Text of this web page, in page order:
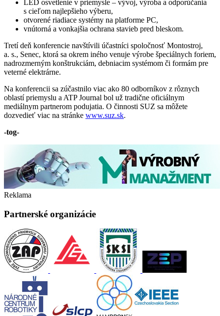
LED osvetlenie v priemysle – vývoj, výroba a odporúčania
s cieľom najlepšieho výberu,
otvorené riadiace systémy na platforme PC,
vnútorná a vonkajšia ochrana stavieb pred bleskom.
Tretí deň konferencie navštívili účastníci spoločnosť Montostroj,
a. s., Senec, ktorá sa okrem iného venuje výrobe špeciálnych foriem,
nadrozmerným konštrukciám, debniacim systémom či formám pre
veterné elektrárne.
Na konferencii sa zúčastnilo viac ako 80 odborníkov z rôznych
oblastí priemyslu a ATP Journal bol už tradične oficiálnym
mediálnym partnerom podujatia. O činnosti SUZ sa môžete
dozvedieť viac na stránke www.suz.sk.
-tog-
Reklama
Partnerské organizácie